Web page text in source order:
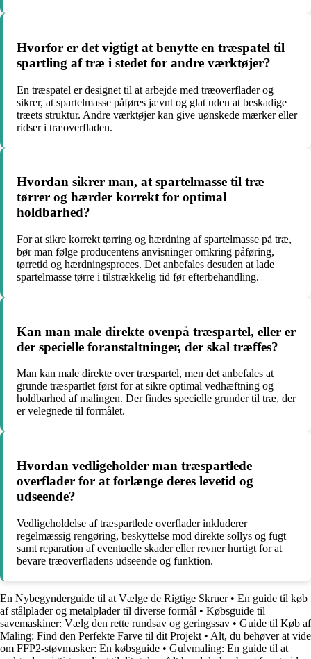
Hvorfor er det vigtigt at benytte en træspatel til
spartling af træ i stedet for andre værktøjer?
En træspatel er designet til at arbejde med træoverflader og
sikrer, at spartelmasse påføres jævnt og glat uden at beskadige
træets struktur. Andre værktøjer kan give uønskede mærker eller
ridser i træoverfladen.
Hvordan sikrer man, at spartelmasse til træ
tørrer og hærder korrekt for optimal
holdbarhed?
For at sikre korrekt tørring og hærdning af spartelmasse på træ,
bør man følge producentens anvisninger omkring påføring,
tørretid og hærdningsproces. Det anbefales desuden at lade
spartelmasse tørre i tilstrækkelig tid før efterbehandling.
Kan man male direkte ovenpå træspartel, eller er
der specielle foranstaltninger, der skal træffes?
Man kan male direkte over træspartel, men det anbefales at
grunde træspartlet først for at sikre optimal vedhæftning og
holdbarhed af malingen. Der findes specielle grunder til træ, der
er velegnede til formålet.
Hvordan vedligeholder man træspartlede
overflader for at forlænge deres levetid og
udseende?
Vedligeholdelse af træspartlede overflader inkluderer
regelmæssig rengøring, beskyttelse mod direkte sollys og fugt
samt reparation af eventuelle skader eller revner hurtigt for at
bevare træoverfladens udseende og funktion.
En Nybegynderguide til at Vælge de Rigtige Skruer• En guide til køb
af stålplader og metalplader til diverse formål • Købsguide til
savemaskiner: Vælg den rette rundsav og geringssav • Guide til Køb af
Maling: Find den Perfekte Farve til dit Projekt • Alt, du behøver at vide
om FFP2-støvmasker: En købsguide • Gulvmaling: En guide til at